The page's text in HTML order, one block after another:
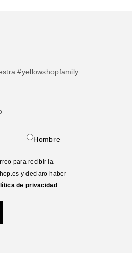
#yellowshopfamily
Hombre
para recibir la
y declaro haber
de privacidad